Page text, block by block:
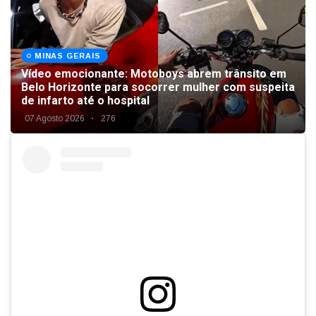
MINAS GERAIS
Vídeo emocionante: Motoboys abrem trânsito em
Belo Horizonte para socorrer mulher com suspeita
de infarto até o hospital
07 Agosto 2026 276